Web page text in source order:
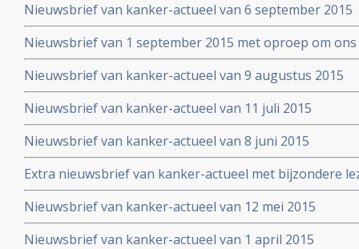
Nieuwsbrief van kanker-actueel van 6 september 2015
Nieuwsbrief van 1 september 2015 met oproep om
Nieuwsbrief van kanker-actueel van 9 augustus 2015
Nieuwsbrief van kanker-actueel van 11 juli 2015
Nieuwsbrief van kanker-actueel van 8 juni 2015
Extra nieuwsbrief van kanker-actueel met bijzondere
Truth about cancer: Step outside the box op 25 mei
symposium
Nieuwsbrief van kanker-actueel van 12 mei 2015
Nieuwsbrief van kanker-actueel van 1 april 2015